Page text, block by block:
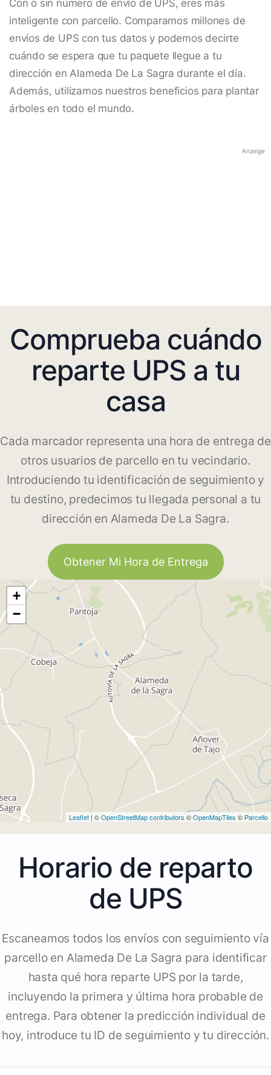
Con o sin número de envío de UPS, eres más
inteligente con parcello. Comparamos millones de
envíos de UPS con tus datos y podemos decirte
cuándo se espera que tu paquete llegue a tu
dirección en Alameda De La Sagra durante el día.
Además, utilizamos nuestros beneficios para plantar
árboles en todo el mundo.
Anzeige
Comprueba cuándo
reparte UPS a tu
casa
Cada marcador representa una hora de entrega de
otros usuarios de parcello en tu vecindario.
Introduciendo tu identificación de seguimiento y
tu destino, predecimos tu llegada personal a tu
dirección en Alameda De La Sagra.
Obtener Mi Hora de Entrega
+
−
Leaflet | ©OpenStreetMap contributors ©OpenMapTiles © Parcello
Horario de reparto
de UPS
Escaneamos todos los envíos con seguimiento vía
parcello en Alameda De La Sagra para identificar
hasta qué hora reparte UPS por la tarde,
incluyendo la primera y última hora probable de
entrega. Para obtener la predicción individual de
hoy, introduce tu ID de seguimiento y tu dirección.